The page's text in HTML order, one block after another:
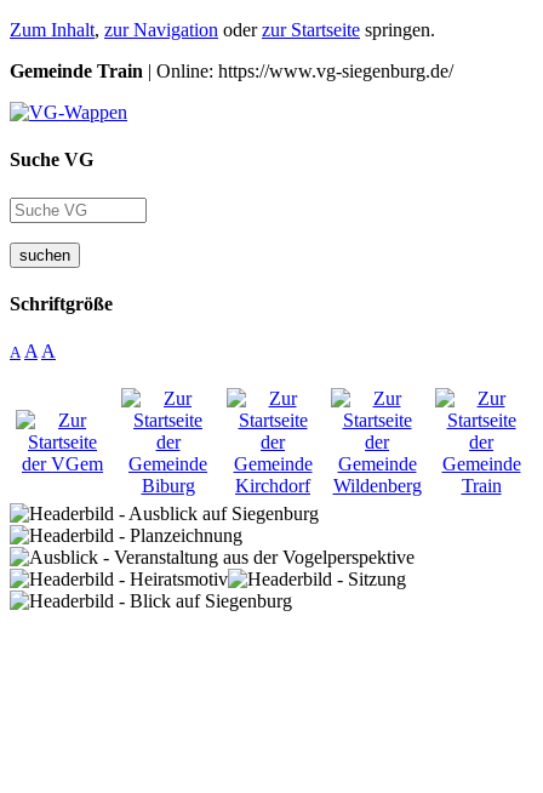
Zum Inhalt, zur Navigation oderzur Startseite springen.
Gemeinde Train | Online: https://www.vg-siegenburg.de/
Suche VG
suchen
Schriftgröße
A A A